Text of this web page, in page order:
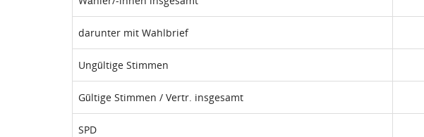
darunter mit Wahlbrief
Ungültige Stimmen
Gültige Stimmen / Vertr. insgesamt
SPD